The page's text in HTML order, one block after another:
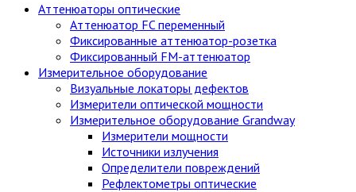
Аттенюаторы оптические
Аттенюатор FC переменный
Фиксированные аттенюатор-розетка
Фиксированный FM-аттенюатор
Измерительное оборудование
Визуальные локаторы дефектов
Измерители оптической мощности
Измерительное оборудование Grandway
Измерители мощности
Источники излучения
Определители повреждений
Рефлектометры оптические